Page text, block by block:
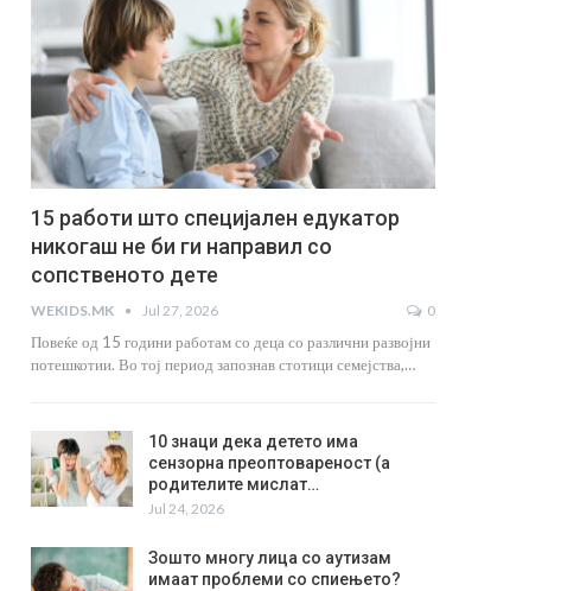
15 работи што специјален едукатор
никогаш не би ги направил со
сопственото дете
WEKIDS.MK Jul 27, 2026 0
Повеќе од 15 години работам со деца со различни развојни
потешкотии. Во тој период запознав стотици семејства,…
10 знаци дека детето има
сензорна преоптовареност (а
родителите мислат…
Jul 24, 2026
Зошто многу лица со аутизам
имаат проблеми со спиењето?